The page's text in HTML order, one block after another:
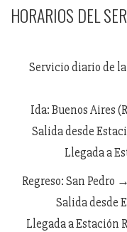
HORARIOS DEL
Servicio diario de
Ida: Buenos Aires
Salida desde
Llegada a
Regreso: San Pedro
Salida desde
Llegada a Estación